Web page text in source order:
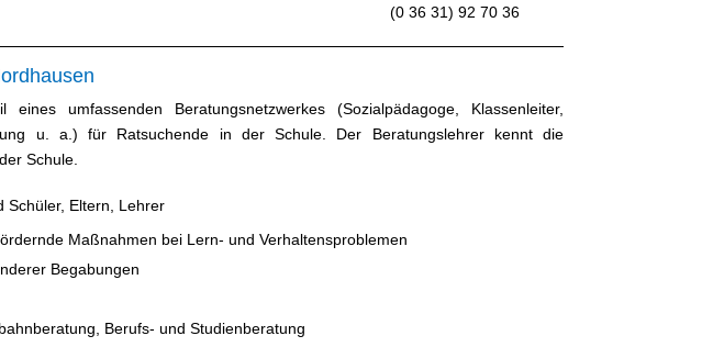
(0 36 31) 92 70 36
umfassenden Beratungsnetzwerkes (Sozialpädagoge, Klassenleiter,
u. a.) für Ratsuchende in der Schule. Der Beratungslehrer kennt die
Schule.
Schüler, Eltern, Lehrer
Maßnahmen bei Lern- und Verhaltensproblemen
Begabungen
Berufs- und Studienberatung